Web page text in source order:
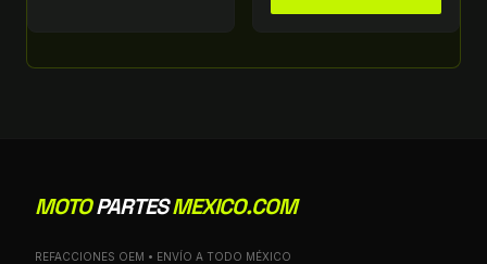
MOTOPARTESMEXICO.COM
REFACCIONES OEM • ENVÍO A TODO MÉXICO